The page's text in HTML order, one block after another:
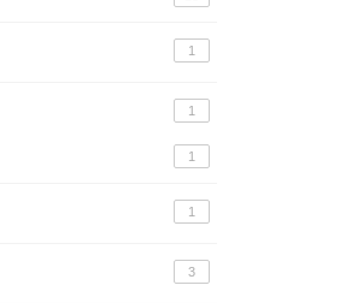
1
1
1
1
3